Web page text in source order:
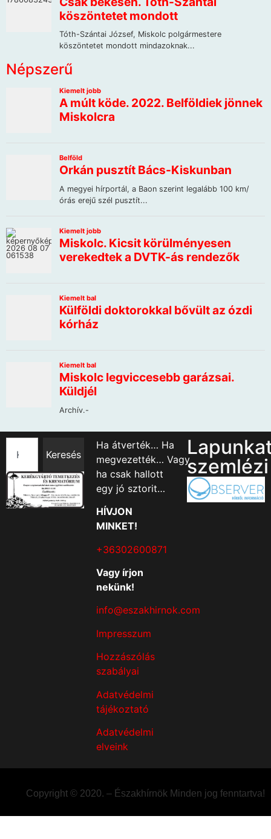
Népszerű
Keresés
Ha átverték… Ha
megvezették… Vagy
ha csak hallott
egy jó sztorit…
HÍVJON
MINKET!
+36302600871
Vagy írjon
nekünk!
info@eszakhirnok.com
Impresszum
Hozzászólás
szabályai
Adatvédelmi
tájékoztató
Adatvédelmi
elveink
szemlézi
Copyright © 2020. – Északhírnök Minden jog fenntartva!